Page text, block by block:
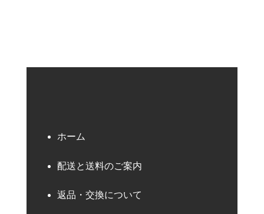
ホーム
配送と送料のご案内
返品・交換について